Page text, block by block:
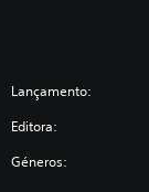
Lançamento:
Editora:
Géneros: